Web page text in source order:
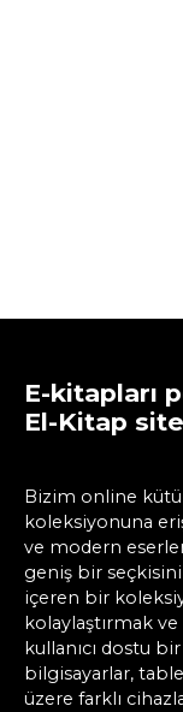
E-kitapları
El-Kitap
Bizim online
koleksiyonuna
ve modern
geniş bir
içeren bir
kolaylaştırmak
kullanıcı dostu
bilgisayarlar,
üzere farklı